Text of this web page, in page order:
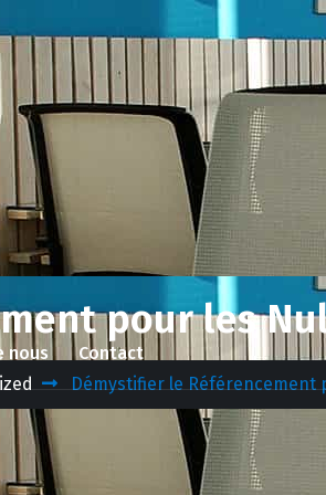
nous Contact
pour les
Démystifier le Référencement